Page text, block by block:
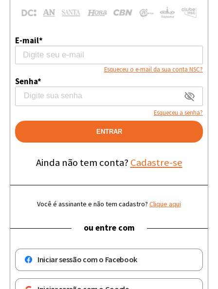
E-mail*
Esqueceu o e-mail da sua conta NSC?
Senha*
Esqueceu a senha?
ENTRAR
Ainda não tem conta? Cadastre-se
Você é assinante e não tem cadastro? Clique aqui
ou entre com
Iniciar sessão com o Facebook